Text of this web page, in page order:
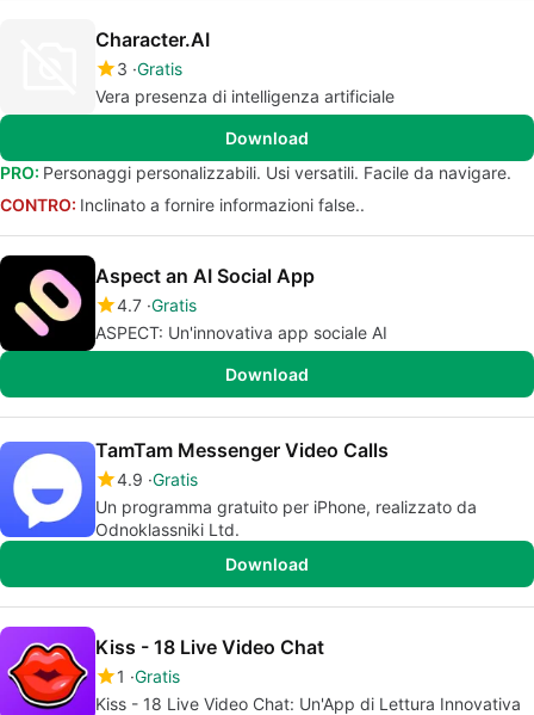
Character.AI
3 Gratis
Vera presenza di intelligenza artificiale
Download
PRO: Personaggi personalizzabili. Usi versatili. Facile da navigare.
CONTRO: Inclinato a fornire informazioni false..
Aspect an AI Social App
4.7 Gratis
ASPECT: Un'innovativa app sociale AI
Download
TamTam Messenger Video Calls
4.9 Gratis
Un programma gratuito per iPhone, realizzato da
Odnoklassniki Ltd.
Download
Kiss - 18 Live Video Chat
1 Gratis
Kiss - 18 Live Video Chat: Un'App di Lettura Innovativa